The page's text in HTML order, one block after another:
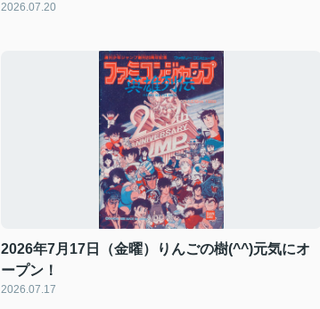
2026.07.20
2026年7月17日（金曜）りんごの樹(^^)元気にオ
ープン！
2026.07.17